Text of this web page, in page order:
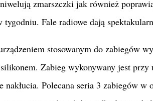
zmarszczki jak również
Fale radiowe dają
stosowanym do zabiegów
silikonem. Zabieg wykonywany jest
nakłucia. Polecana seria 3 zabiegów